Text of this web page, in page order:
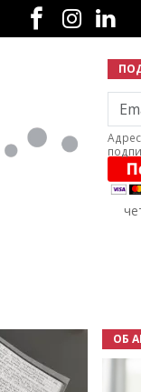
Социальные сети
Email
ОБ